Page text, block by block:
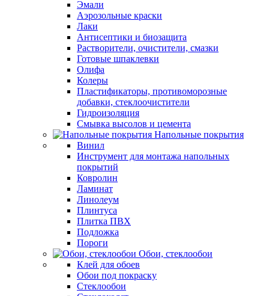
Эмали
Аэрозольные краски
Лаки
Антисептики и биозащита
Растворители, очистители, смазки
Готовые шпаклевки
Олифа
Колеры
Пластификаторы, противоморозные
добавки, стеклоочистители
Гидроизоляция
Смывка высолов и цемента
Напольные покрытия
Винил
Инструмент для монтажа напольных
покрытий
Ковролин
Ламинат
Линолеум
Плинтуса
Плитка ПВХ
Подложка
Пороги
Обои, стеклообои
Клей для обоев
Обои под покраску
Стеклообои